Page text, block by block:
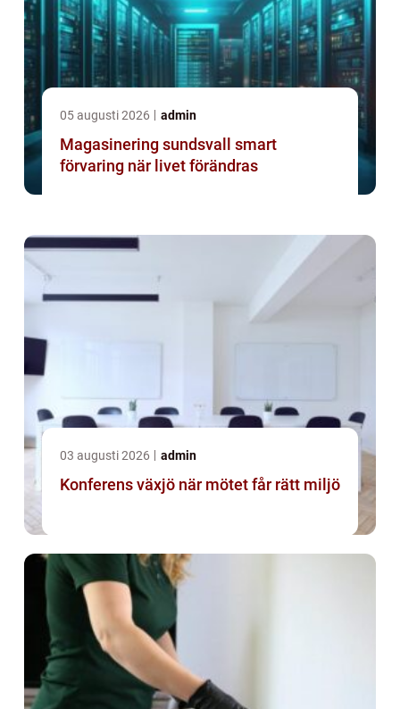
05 augusti 2026 admin
Magasinering sundsvall smart
förvaring när livet förändras
03 augusti 2026 admin
Konferens växjö när mötet får rätt miljö